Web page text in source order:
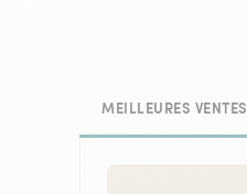
MEILLEURES VENTES